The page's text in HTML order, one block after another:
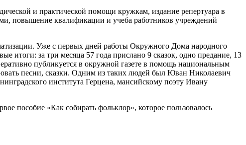
и практической помощи кружкам, издание репертуара в
повышение квалификации и учеба работников учреждений
Уже с первых дней работы Окружного Дома народного
итоги: за три месяца 57 года прислано 9 сказок, одно предание, 13
публикуется в окружной газете в помощь национальным
песни, сказки. Одним из таких людей был Юван Николаевич
института Герцена, мансийскому поэту Ивану
пособие «Как собирать фольклор», которое пользовалось